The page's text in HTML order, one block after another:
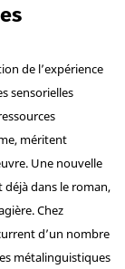
de l’expérience
sensorielles
méritent
Une nouvelle
dans le roman,
Chez
d’un nombre
métalinguistiques